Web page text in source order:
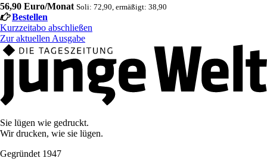
56,90 Euro/Monat Soli: 72,90, ermäßigt: 38,90
Bestellen
Kurzzeitabo abschließen
Zur aktuellen Ausgabe
Sie lügen wie gedruckt.
Wir drucken, wie sie lügen.
Gegründet 1947